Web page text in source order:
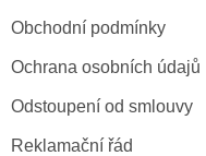
Obchodní podmínky
Ochrana osobních údajů
Odstoupení od smlouvy
Reklamační řád